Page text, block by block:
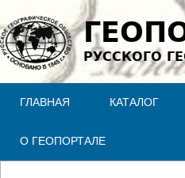
Jump to
РУССКОГО
ГЛАВНАЯ КАТАЛОГ
О ГЕОПОРТАЛЕ